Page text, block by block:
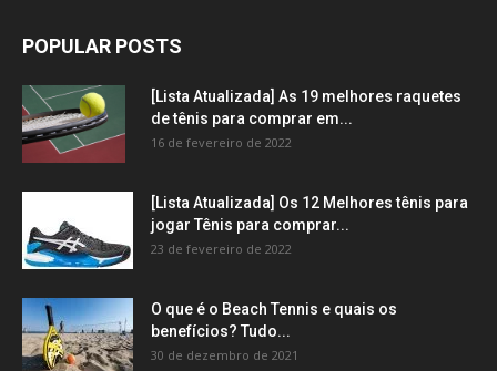
POPULAR POSTS
[Lista Atualizada] As 19 melhores raquetes
de tênis para comprar em...
16 de fevereiro de 2022
[Lista Atualizada] Os 12 Melhores tênis para
jogar Tênis para comprar...
23 de fevereiro de 2022
O que é o Beach Tennis e quais os
benefícios? Tudo...
30 de dezembro de 2021